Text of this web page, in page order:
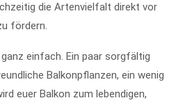
die Artenvielfalt direkt vor
fördern.
einfach. Ein paar sorgfältig
Balkonpflanzen, ein wenig
euer Balkon zum lebendigen,